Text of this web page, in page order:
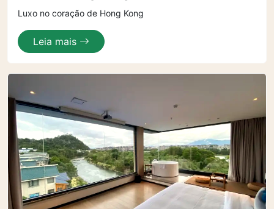
Luxo no coração de Hong Kong
Leia mais